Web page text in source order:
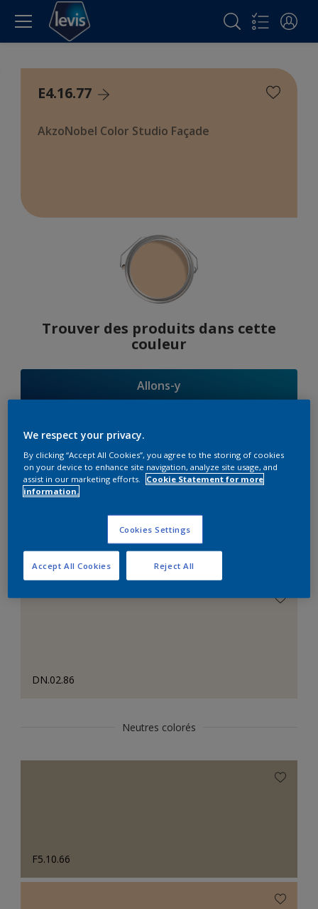
E4.16.77
AkzoNobel Color Studio Façade
Trouver des produits dans cette
couleur
Allons-y
Suggestions
d'Harmonies
Le Blanc Parfait
DN.02.86
Neutres colorés
F5.10.66
We respect your privacy.
By clicking “Accept All Cookies”, you agree to the storing of cookies
on your device to enhance site navigation, analyze site usage, and
assist in our marketing efforts.
Cookie Statement for more
information.
Cookies Settings
Reject All
Accept All Cookies